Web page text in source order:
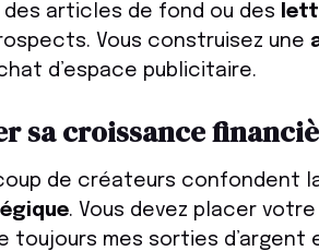
des articles de fond ou des
Vous construisez une
d’espace publicitaire.
sa croissance
de créateurs confondent
. Vous devez placer
toujours mes sorties